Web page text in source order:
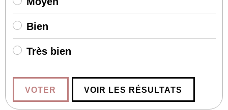
Bien
Très bien
VOTER VOIR LES RÉSULTATS